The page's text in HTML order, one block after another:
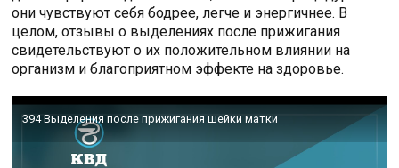
они чувствуют себя бодрее, легче и энергичнее. В
целом, отзывы о выделениях после прижигания
свидетельствуют о их положительном влиянии на
организм и благоприятном эффекте на здоровье.
394 Выделения после прижигания шейки матки